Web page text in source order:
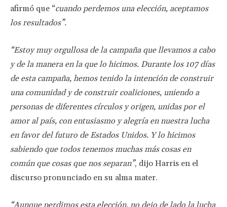
afirmó que “cuando perdemos una elección, aceptamos
los resultados”.
“Estoy muy orgullosa de la campaña que llevamos a cabo
y de la manera en la que lo hicimos. Durante los 107 días
de esta campaña, hemos tenido la intención de construir
una comunidad y de construir coaliciones, uniendo a
personas de diferentes círculos y origen, unidas por el
amor al país, con entusiasmo y alegría en nuestra lucha
en favor del futuro de Estados Unidos. Y lo hicimos
sabiendo que todos tenemos muchas más cosas en
común que cosas que nos separan”, dijo Harris en el
discurso pronunciado en su alma mater.
“Aunque perdimos esta elección, no dejo de lado la lucha